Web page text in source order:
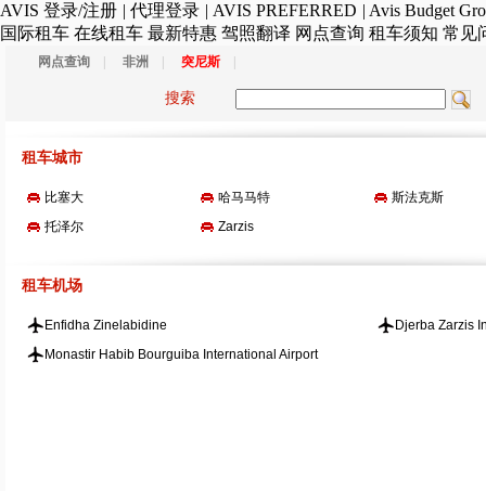
AVIS 登录/注册 | 代理登录 | AVIS PREFERRED | Avis Budget
国际租车 在线租车 最新特惠 驾照翻译 网点查询 租车须知 常见
网点查询 非洲 突尼斯
搜索
租车城市
比塞大 哈马马特
斯法克斯
托泽尔
Zarzis
租车机场
Enfidha Zinelabidine
Djerba Zarzis
Monastir Habib Bourguiba International Airport